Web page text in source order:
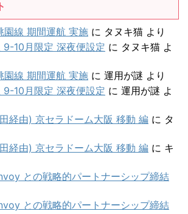
線 期間運航 実施 に タヌキ猫 より
10月限定 深夜便設定 に タヌキ猫 よ
線 期間運航 実施 に 運用が謎 より
10月限定 深夜便設定 に 運用が謎 よ
経由) 京セラドーム大阪 移動 編 に タ
経由) 京セラドーム大阪 移動 編 に キ
との戦略的パートナーシップ締結
との戦略的パートナーシップ締結